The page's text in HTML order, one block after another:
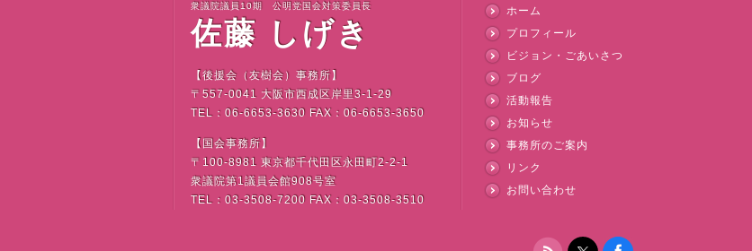
ホーム
プロフィール
ビジョン・ごあいさつ
ブログ
活動報告
お知らせ
事務所のご案内
リンク
お問い合わせ
衆議院議員10期 公明党国会対策委員長
佐藤 しげき
【後援会（友樹会）事務所】
〒 557-0041 大阪市西成区岸里3-1-29
TEL ： 06-6653-3630 FAX ： 06-6653-3650
【国会事務所】
〒 100-8981 東京都千代田区永田町2-2-1
衆議院第1議員会館908号室
TEL ： 03-3508-7200 FAX ： 03-3508-3510